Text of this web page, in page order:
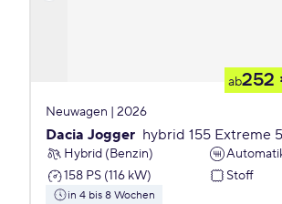
ab252
Neuwagen | 2026
Dacia Jogger hybrid 155 Extreme
Hybrid (Benzin)
158 PS (116 kW)
Stoff
in 4 bis 8 Wochen